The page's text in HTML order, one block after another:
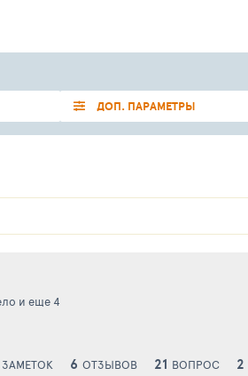
ДОП. ПАРАМЕТРЫ
и еще 4
ЗАМЕТОК 6 ОТЗЫВОВ 21 ВОПРОС 2